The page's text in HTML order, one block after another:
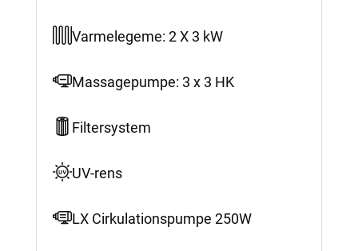
Varmelegeme: 2 X 3 kW
Massagepumpe: 3 x 3 HK
Filtersystem
UV-rens
LX Cirkulationspumpe 250W